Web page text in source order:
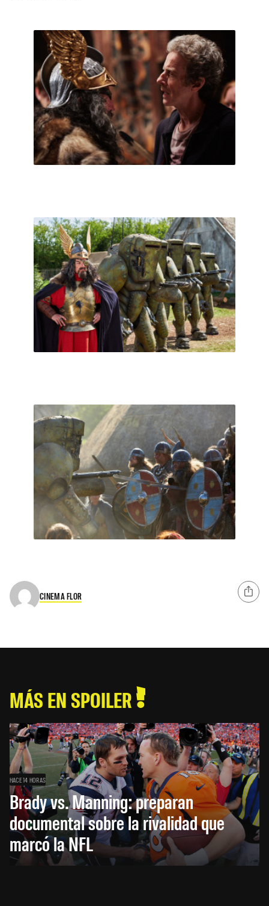
CINEMA FLOR
MÁS EN SPOILER
HACE 14 HORAS
Brady vs. Manning: preparan
documental sobre la rivalidad que
marcó la NFL